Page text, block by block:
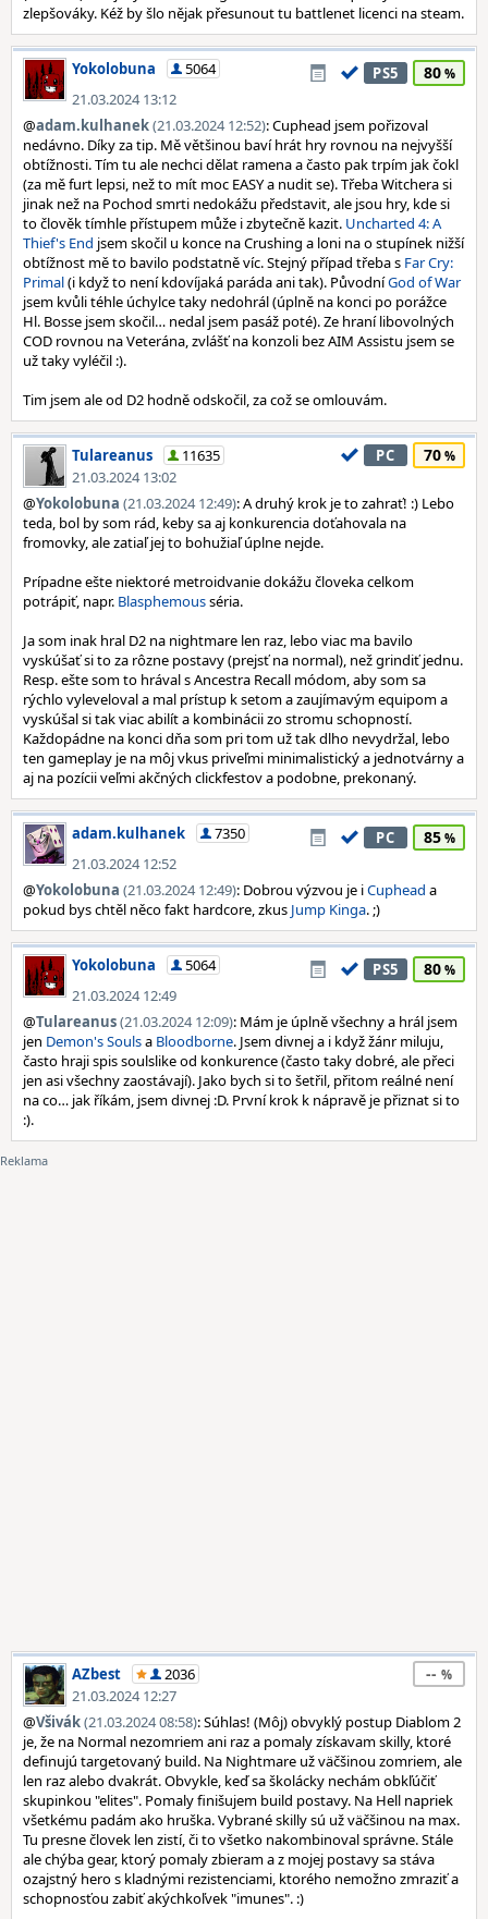
zlepšováky. Kéž by šlo nějak přesunout tu battlenet licenci na steam.
Yokolobuna
5064
21.03.2024 13:12
PS5 80
@adam.kulhanek(21.03.2024 12:52): Cuphead jsem pořizoval
nedávno. Díky za tip. Mě většinou baví hrát hry rovnou na nejvyšší
obtížnosti. Tím tu ale nechci dělat ramena a často pak trpím jak čokl
(za mě furt lepsi, než to mít moc EASY a nudit se). Třeba Witchera si
jinak než na Pochod smrti nedokážu představit, ale jsou hry, kde si
to člověk tímhle přístupem může i zbytečně kazit. Uncharted 4: A
Thief's End jsem skočil u konce na Crushing a loni na o stupínek nižší
obtížnost mě to bavilo podstatně víc. Stejný případ třeba s Far Cry:
Primal(i když to není kdovíjaká paráda ani tak). PůvodníGod of War
jsem kvůli téhle úchylce taky nedohrál (úplně na konci po porážce
Hl. Bosse jsem skočil… nedal jsem pasáž poté). Ze hraní libovolných
COD rovnou na Veterána, zvlášť na konzoli bez AIM Assistu jsem se
už taky vyléčil :).
Tim jsem ale od D2 hodně odskočil, za což se omlouvám.
Tulareanus
11635
21.03.2024 13:02
PC 70
@Yokolobuna (21.03.2024 12:49): A druhý krok je to zahrať! :) Lebo
teda, bol by som rád, keby sa aj konkurencia doťahovala na
fromovky, ale zatiaľ jej to bohužiaľ úplne nejde.
Prípadne ešte niektoré metroidvanie dokážu človeka celkom
potrápiť, napr. Blasphemousséria.
Ja som inak hral D2 na nightmare len raz, lebo viac ma bavilo
vyskúšať si to za rôzne postavy (prejsť na normal), než grindiť jednu.
Resp. ešte som to hrával s Ancestra Recall módom, aby som sa
rýchlo vyleveloval a mal prístup k setom a zaujímavým equipom a
vyskúšal si tak viac abilít a kombinácii zo stromu schopností.
Každopádne na konci dňa som pri tom už tak dlho nevydržal, lebo
ten gameplay je na môj vkus priveľmi minimalistický a jednotvárny a
aj na pozícii veľmi akčných clickfestov a podobne, prekonaný.
adam.kulhanek
7350
21.03.2024 12:52
PC 85
@Yokolobuna (21.03.2024 12:49): Dobrou výzvou je iCuphead a
pokud bys chtěl něco fakt hardcore, zkus Jump Kinga. ;)
Yokolobuna
5064
21.03.2024 12:49
PS5 80
@Tulareanus(21.03.2024 12:09): Mám je úplně všechny a hrál jsem
jen Demon's Soulsa Bloodborne. Jsem divnej a i když žánr miluju,
často hraji spis soulslike od konkurence (často taky dobré, ale přeci
jen asi všechny zaostávají). Jako bych si to šetřil, přitom reálné není
na co… jak říkám, jsem divnej :D. První krok k nápravě je přiznat si to
:).
AZbest
2036
21.03.2024 12:27
--
@Všivák(21.03.2024 08:58): Súhlas! (Môj) obvyklý postup Diablom 2
je, že na Normal nezomriem ani raz a pomaly získavam skilly, ktoré
definujú targetovaný build. Na Nightmare už väčšinou zomriem, ale
len raz alebo dvakrát. Obvykle, keď sa školácky nechám obkľúčiť
skupinkou "elites". Pomaly finišujem build postavy. Na Hell napriek
všetkému padám ako hruška. Vybrané skilly sú už väčšinou na max.
Tu presne človek len zistí, či to všetko nakombinoval správne. Stále
ale chýba gear, ktorý pomaly zbieram a z mojej postavy sa stáva
ozajstný hero s kladnými rezistenciami, ktorého nemožno zmraziť a
schopnosťou zabiť akýchkoľvek "imunes". :)